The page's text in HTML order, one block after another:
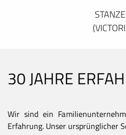
30 JAHRE
Wir sind ein
Erfahrung. Unser ursprünglicher